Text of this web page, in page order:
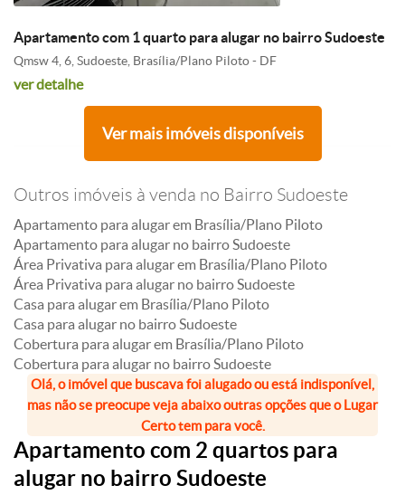
Apartamento com 1 quarto para alugar no bairro Sudoeste
Qmsw 4, 6, Sudoeste, Brasília/Plano Piloto - DF
ver detalhe
Ver mais imóveis disponíveis
Outros imóveis à venda no Bairro Sudoeste
Apartamento para alugar em Brasília/Plano Piloto
Apartamento para alugar no bairro Sudoeste
Área Privativa para alugar em Brasília/Plano Piloto
Área Privativa para alugar no bairro Sudoeste
Casa para alugar em Brasília/Plano Piloto
Casa para alugar no bairro Sudoeste
Cobertura para alugar em Brasília/Plano Piloto
Cobertura para alugar no bairro Sudoeste
Olá, o imóvel que buscava foi alugado ou está indisponível,
mas não se preocupe veja abaixo outras opções que o Lugar
Certo tem para você.
Apartamento com 2 quartos para
alugar no bairro Sudoeste